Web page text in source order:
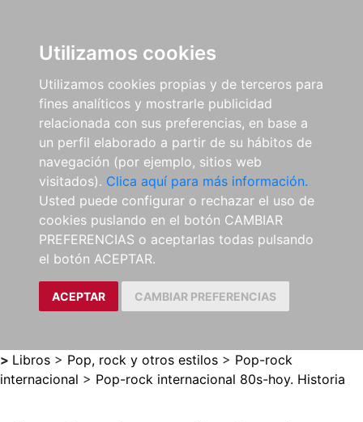
Utilizamos cookies
Utilizamos cookies propias y de terceros para
fines analíticos y mostrarle publicidad
relacionada con sus preferencias, en base a
un perfil elaborado a partir de su hábitos de
navegación (por ejemplo, sitios web
visitados). Clica aquí para más información.
Usted puede configurar o rechazar el uso de
cookies puslando en el botón CAMBIAR
PREFERENCIAS o aceptarlas todas pulsando
el botón ACEPTAR.
ACEPTAR CAMBIAR PREFERENCIAS
> Libros > Pop, rock y otros estilos > Pop-rock
internacional > Pop-rock internacional 80s-hoy. Historia